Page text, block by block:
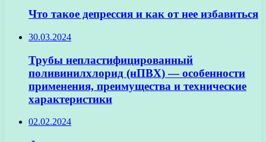
Что такое депрессия и как от нее избавиться
30.03.2024
Трубы непластифицированный
поливинилхлорид (нПВХ) — особенности
применения, преимущества и технические
характеристики
02.02.2024